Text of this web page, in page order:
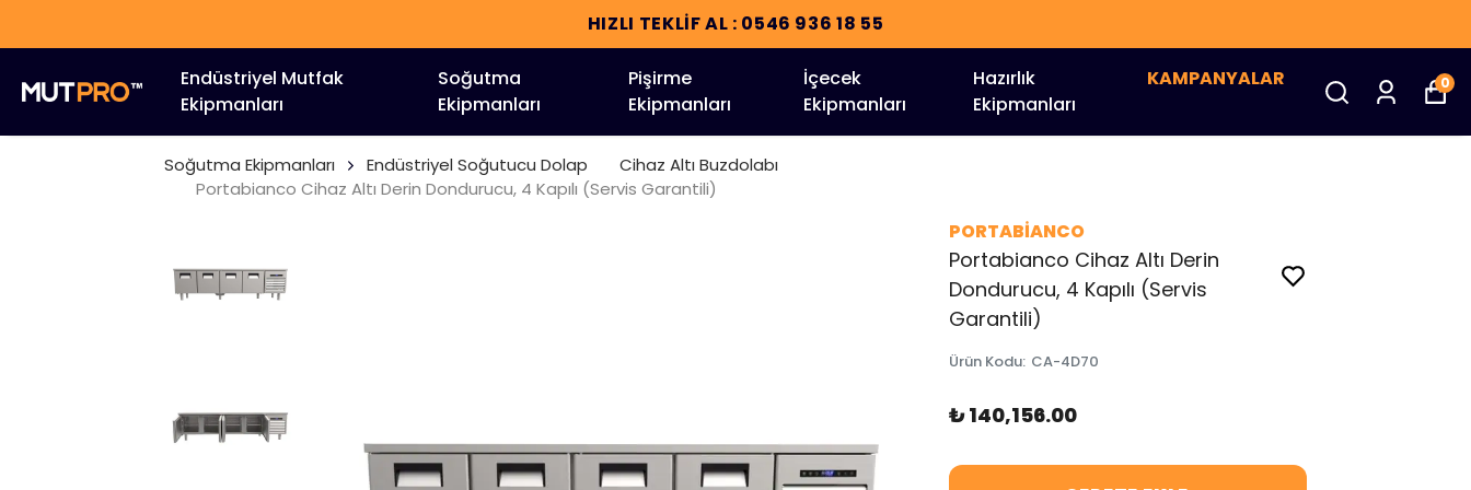
HIZLI TEKLİF AL : 0546 936 18 55
Endüstriyel Mutfak
Ekipmanları
Soğutma
Ekipmanları
Pişirme
Ekipmanları
İçecek
Ekipmanları
Hazırlık
Ekipmanları
KAMPANYALAR 0
Soğutma Ekipmanları Endüstriyel Soğutucu Dolap
Cihaz Altı Buzdolabı
Portabianco Cihaz Altı Derin Dondurucu, 4 Kapılı (Servis Garantili)
PORTABİANCO
Portabianco Cihaz Altı Derin
Dondurucu, 4 Kapılı (Servis
Garantili)
Ürün Kodu: CA-4D70
₺ 140,156.00